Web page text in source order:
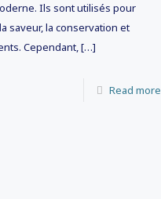
Ils sont utilisés pour
saveur, la conservation et
Cependant,[…]
Read more